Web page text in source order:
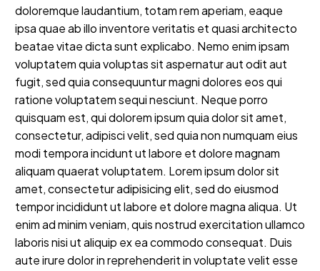
doloremque laudantium, totam rem aperiam, eaque
ipsa quae ab illo inventore veritatis et quasi architecto
beatae vitae dicta sunt explicabo. Nemo enim ipsam
voluptatem quia voluptas sit aspernatur aut odit aut
fugit, sed quia consequuntur magni dolores eos qui
ratione voluptatem sequi nesciunt. Neque porro
quisquam est, qui dolorem ipsum quia dolor sit amet,
consectetur, adipisci velit, sed quia non numquam eius
modi tempora incidunt ut labore et dolore magnam
aliquam quaerat voluptatem. Lorem ipsum dolor sit
amet, consectetur adipisicing elit, sed do eiusmod
tempor incididunt ut labore et dolore magna aliqua. Ut
enim ad minim veniam, quis nostrud exercitation ullamco
laboris nisi ut aliquip ex ea commodo consequat. Duis
aute irure dolor in reprehenderit in voluptate velit esse